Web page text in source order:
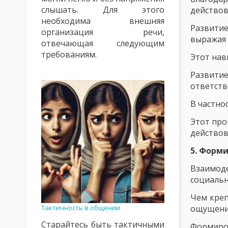
ПРАВИЛА СОЗДАНИЯ ПРОБЛЕМНЫХ СИТУАЦИЙ. УРОВНИ
ЛИЧНОСТНО ОРИЕНТИРОВАННОЕ ОБУЧЕНИЕ
ЦЕННОСТНО ОРИЕНТИРОВАННОЕ ВОСПИТАНИЕ ЗАКОНЫ
ПСИХОЛОГИЧЕСКИЕ И КИБЕРНЕТИЧЕСКИЕ ЗАКОНОМЕРНОСТИ
ДИДАКТИЧЕСКИЕ ПРИНЦИПЫ И ИХ КЛАССИФИКАЦИЯ
ПРИНЦИП ПРАКТИЧЕСКОЙ НАПРАВЛЕННОСТИ, СИСТЕМНОСТИ
ПРИНЦИП ОПТИМИЗАЦИИ ОБУЧЕНИЯ ПРИНЦИП
ПРИНЦИП НАГЛЯДНОСТИ В ОБУЧЕНИИ ПРИНЦИП
ПРИНЦИП МОТИВАЦИИ УЧЕБНО-ПОЗНАВАТЕЛЬНОЙ
ПРИНЦИП ПРОЧНОСТИ УСВОЕНИЯ ЗНАНИЙ, ФОРМИРОВАНИЯ
КЛАССИФИКАЦИЯ МЕТОДОВ ОБУЧЕНИЯ ПО БАБАНСКОМУ
слышать. Для этого
необходима внешняя
организация речи,
отвечающая следующим
требованиям.
Тактичность в общении
Старайтесь быть тактичными
выражая
Этот
В
Этот
5.
Чем